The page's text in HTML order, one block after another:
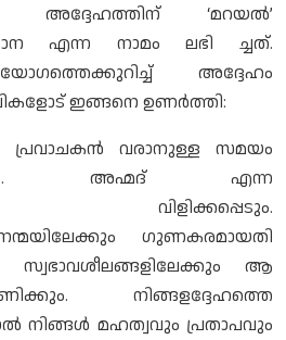
അദ്ദേഹത്തിന് ‘മറയല്‍’
എന്ന നാമം ലഭി ച്ചത്.
അദ്ദേഹം
ഇങ്ങനെ ഉണര്‍ത്തി:
പ്രവാചകന്‍ വരാനുള്ള സമയം
അഹ്മദ് എന്ന
വിളിക്കപ്പെടും.
ഗുണകരമായതി
സ്വഭാവശീലങ്ങളിലേക്കും ആ
നിങ്ങളദ്ദേഹത്തെ
നിങ്ങള്‍ മഹത്വവും പ്രതാപവും